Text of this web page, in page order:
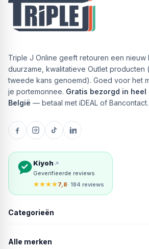
Triple J Online geeft retouren een nieuw
duurzame, kwalitatieve Outlet producten
tweede kans genoemd). Goed voor het
je portemonnee. Gratis bezorgd in heel
België — betaal met iDEAL of Bancontact.
Kiyoh
Geverifieerde reviews
★★★★7,8· 184 reviews
Categorieën
Alle merken